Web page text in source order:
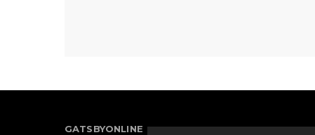
GATSBYONLINE